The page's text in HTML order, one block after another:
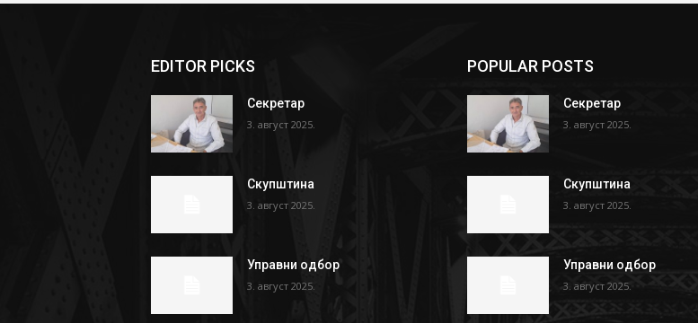
EDITOR PICKS
Секретар
3. август 2025.
Скупштина
3. август 2025.
Управни одбор
3. август 2025.
POPULAR POSTS
Секретар
3. август 2025.
Скупштина
3. август 2025.
Управни одбор
3. август 2025.